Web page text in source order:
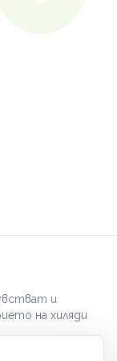
и
на хиляди